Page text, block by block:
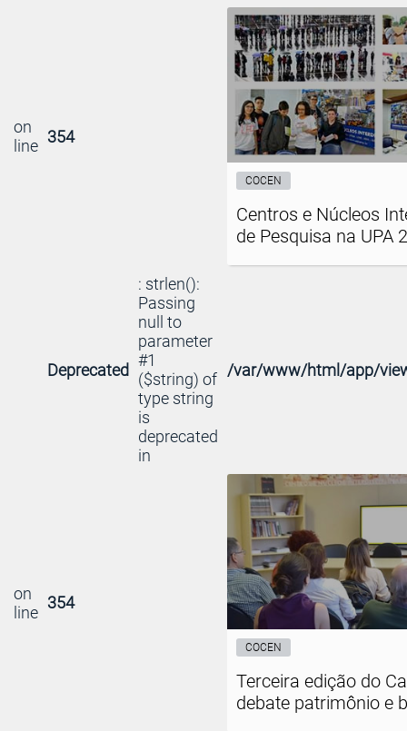
on
line 354
COCEN
Centros e Núcleos
de Pesquisa na UPA
Deprecated
: strlen():
Passing
null to
parameter
#1
($string) of
type string
is
deprecated
in
/var/www/html/app/
on
line 354
COCEN
Terceira edição do
debate patrimônio e